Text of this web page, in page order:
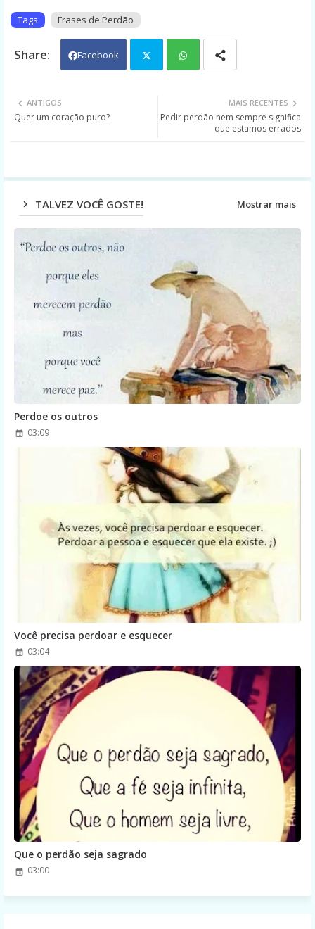
Tags Frases de Perdão
Facebook
ats
MAIS RECENTES
Pedir perdão nem sempre significa
que estamos errados
ANTIGOS
Quer um coração puro?
TALVEZ VOCÊ GOSTE! Mostrar mais
Perdoe os outros
03:09
Você precisa perdoar e esquecer
03:04
Que o perdão seja sagrado
03:00